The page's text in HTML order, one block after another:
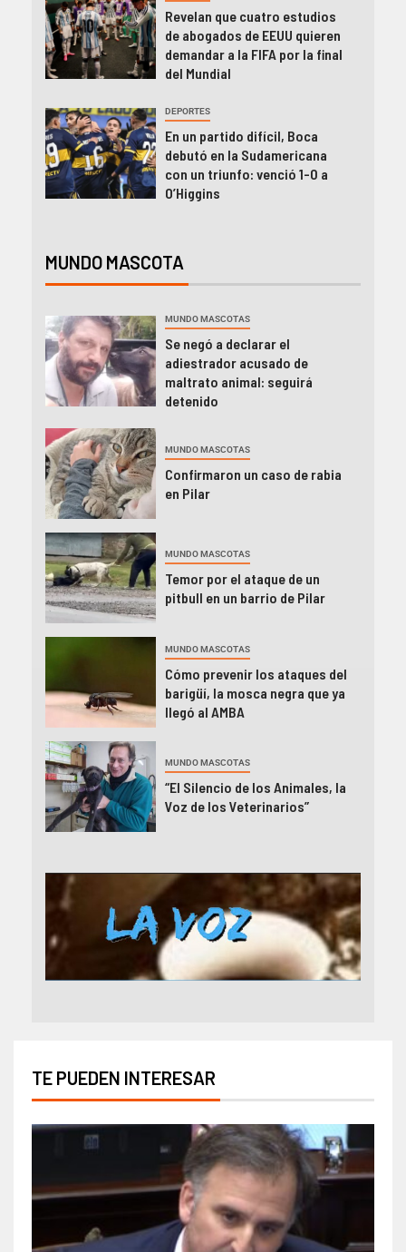
Revelan que cuatro estudios
de abogados de EEUU quieren
demandar a la FIFA por la final
del Mundial
DEPORTES
En un partido difícil, Boca
debutó en la Sudamericana
con un triunfo: venció 1-0 a
O’Higgins
MUNDO MASCOTA
MUNDO MASCOTAS
Se negó a declarar el
adiestrador acusado de
maltrato animal: seguirá
detenido
MUNDO MASCOTAS
Confirmaron un caso de rabia
en Pilar
MUNDO MASCOTAS
Temor por el ataque de un
pitbull en un barrio de Pilar
MUNDO MASCOTAS
Cómo prevenir los ataques del
barigüí, la mosca negra que ya
llegó al AMBA
MUNDO MASCOTAS
“El Silencio de los Animales, la
Voz de los Veterinarios”
TE PUEDEN INTERESAR